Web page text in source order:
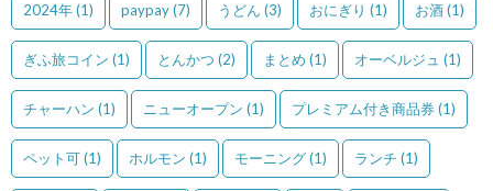
2024年(1) paypay(7) うどん (3) おにぎり (1) お酒(1)
ぎふ旅コイン (1) とんかつ (2) まとめ (1) オーベルジュ (1)
チャーハン (1) ニューオープン (1) プレミアム付き商品券(1)
ペット可(1) ホルモン (1) モーニング(1) ランチ (1)